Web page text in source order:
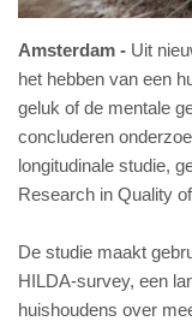
Amsterdam
Uit
het hebben van een
geluk of de mentale
concluderen
longitudinale studie,
Research in Quality
De studie maakt
HILDA-survey, een
huishoudens over